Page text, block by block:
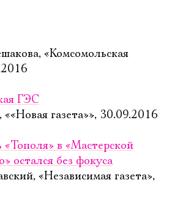
«Комсомольская
ГЭС
газета»», 30.09.2016
«Тополя» в «Мастерской
остался без фокуса
«Независимая газета»,